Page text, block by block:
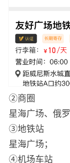
②商圈
星海广场、俄
③地铁站
星海广场；
④机场车站